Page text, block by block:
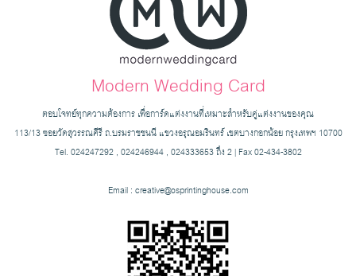
Modern Wedding Card
ตอบโจทย์ทุกความต้องการ เพื่อการ์ดแต่งงานที่เหมาะสำหรับคู่แต่งงานของคุณ
113/13 ซอยวัดสุวรรณคีรี ถ.บรมราชชนนี แขวงอรุณอมรินทร์ เขตบางกอกน้อย กรุงเทพฯ 10700
Tel. 024247292 , 024246944 , 024333653 ถึง 2 | Fax 02-434-3802
Email : creative@osprintinghouse.com